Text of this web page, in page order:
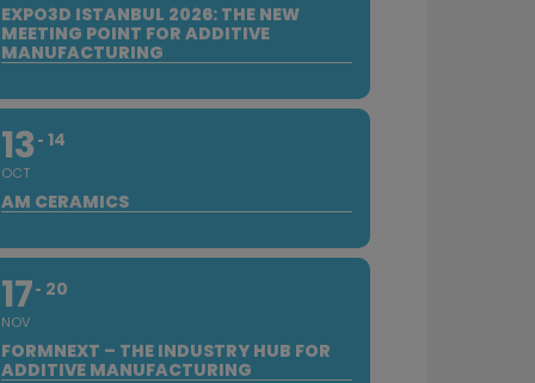
EXPO3D ISTANBUL 2026: THE NEW
MEETING POINT FOR ADDITIVE
MANUFACTURING
13
OCT
14
AM CERAMICS
17
NOV
20
FORMNEXT – THE INDUSTRY HUB FOR
ADDITIVE MANUFACTURING